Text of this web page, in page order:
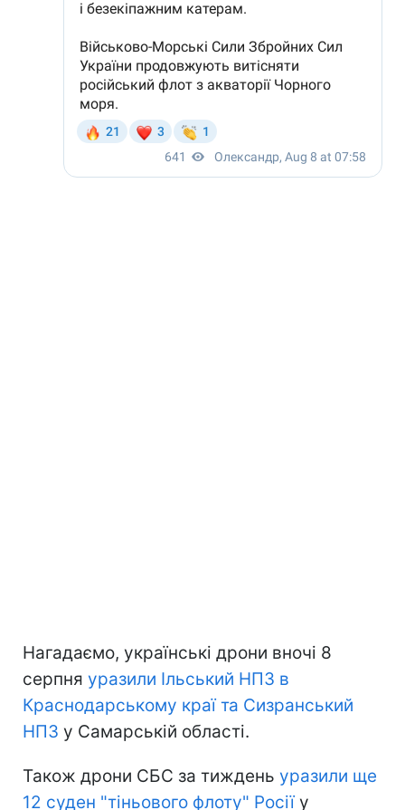
Нагадаємо, українські дрони вночі 8
серпня уразили Ільський НПЗ в
Краснодарському краї та Сизранський
НПЗ у Самарській області.
Також дрони СБС за тиждень уразили ще
12 суден "тіньового флоту" Росіїу